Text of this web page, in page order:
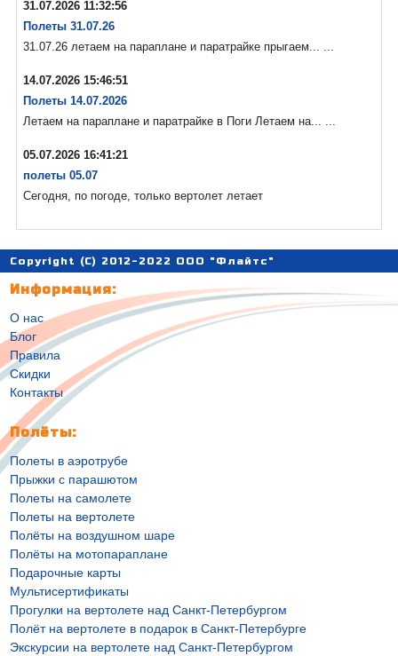
31.07.2026 11:32:56
Полеты 31.07.26
31.07.26 летаем на параплане и паратрайке прыгаем... ...
14.07.2026 15:46:51
Полеты 14.07.2026
Летаем на параплане и паратрайке в Поги Летаем на... ...
05.07.2026 16:41:21
полеты 05.07
Сегодня, по погоде, только вертолет летает
Copyright (C) 2012-2022 ООО "Флайтс"
Информация:
О нас
Блог
Правила
Скидки
Контакты
Полёты:
Полеты в аэротрубе
Прыжки с парашютом
Полеты на самолете
Полеты на вертолете
Полёты на воздушном шаре
Полёты на мотопараплане
Подарочные карты
Мультисертификаты
Прогулки на вертолете над Санкт-Петербургом
Полёт на вертолете в подарок в Санкт-Петербурге
Экскурсии на вертолете над Санкт-Петербургом